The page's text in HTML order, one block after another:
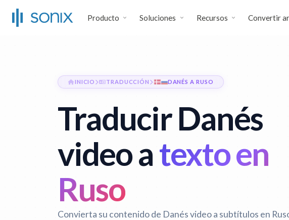
Producto Soluciones Recursos Convertir
INICIO TRADUCCIÓN DANÉS A RUSO
Traducir Danés
video atexto en
Ruso
Convierta su contenido de Danés video a subtítulos en